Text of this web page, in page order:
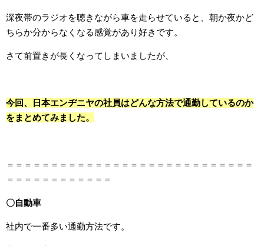
深夜帯のラジオを聴きながら車を走らせていると、朝か夜かど
ちらか分からなくなる感覚があり好きです。
さて前置きが長くなってしまいましたが、
今回、日本エンヂニヤの社員はどんな方法で通勤しているのか
をまとめてみました。
＝＝＝＝＝＝＝＝＝＝＝＝＝＝＝＝＝＝＝＝＝＝＝＝＝＝＝＝
＝＝＝＝＝＝＝＝＝＝＝＝
〇自動車
社内で一番多い通勤方法です。